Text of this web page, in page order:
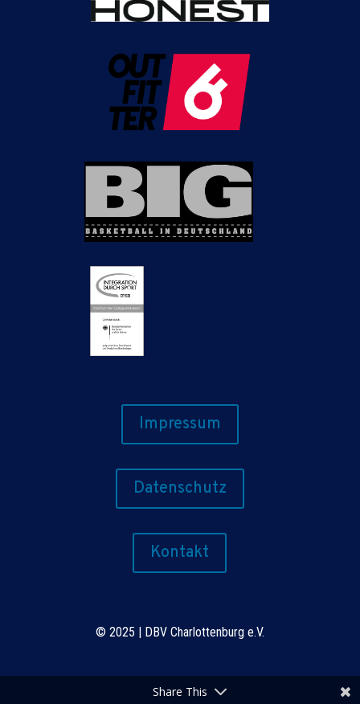
Impressum
Datenschutz
Kontakt
© 2025 | DBV Charlottenburg e.V.
Share This